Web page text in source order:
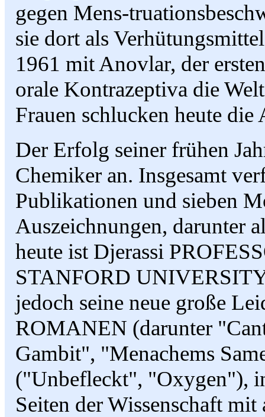
gegen Mens-
sie dort als
1961 mit Anovlar, der
orale Kontrazeptiva die
Frauen schlucken heute
Der Erfolg seiner frühen
Chemiker an. Insgesamt
Publikationen und sieben
Auszeichnungen, darunter
heute ist Djerassi
STANFORD
jedoch seine neue große
ROMANEN (darunter
Gambit", "Menachems
("Unbefleckt", "Oxygen"),
Seiten der Wissenschaft